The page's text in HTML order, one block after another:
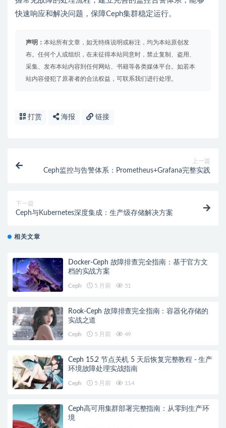
快速响应和解决问题，保障Ceph集群稳定运行。
声明： 本站所有文章，如无特殊说明或标注，均为本站原创发
布。任何个人或组织，在未征得本站同意时，禁止复制、盗用、
采集、发布本站内容到任何网站、书籍等各类媒体平台。如若本
站内容侵犯了原著者的合法权益，可联系我们进行处理。
打赏 海报 链接
上一篇
Ceph监控与告警体系：Prometheus+Grafana完整实践
下一篇
Ceph与Kubernetes深度集成：生产级存储解决方案
相关文章
Docker-Ceph 故障排查完全指南：基于官方文
档的实战方案
Ceph 5 月前 51
Rook-Ceph 故障排查完全指南：容器化存储的
实战之道
Ceph 5 月前 49
Ceph 15.2 节点关机 5 天后恢复完整教程 - 生产
环境故障处理实战指南
Ceph 5 月前 114
Ceph高可用集群部署完整指南：从零到生产环
境